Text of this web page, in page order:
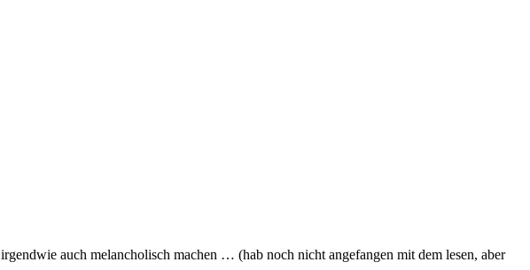
auch melancholisch machen … (hab noch nicht angefangen mit dem lesen, aber